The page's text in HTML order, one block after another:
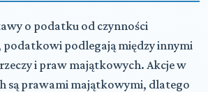
o podatku od czynności
podlegają między innymi
i praw majątkowych. Akcje w
są prawami majątkowymi, dlatego